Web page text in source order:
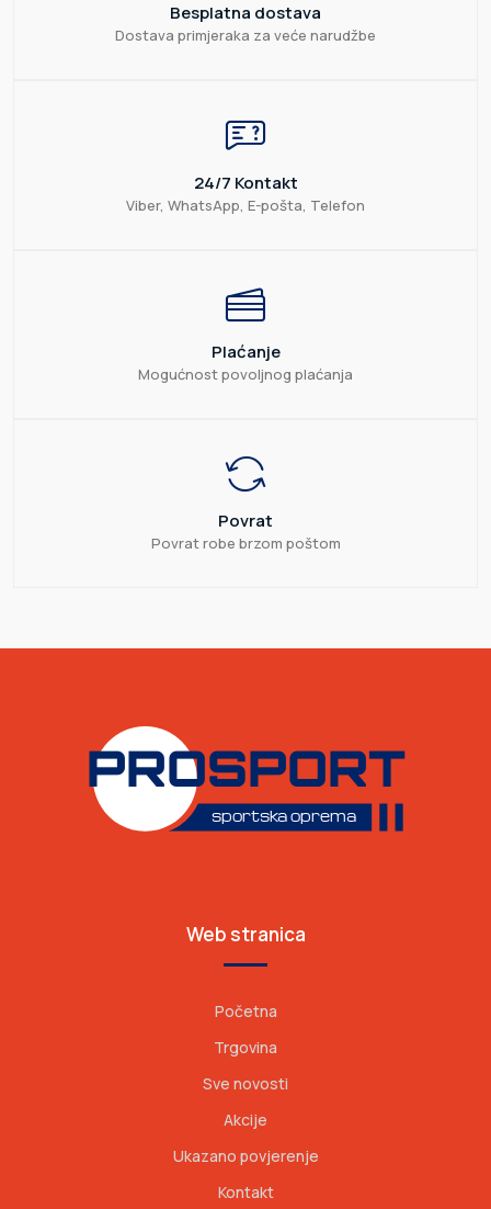
Besplatna dostava
Dostava primjeraka za veće narudžbe
24/7 Kontakt
Viber, WhatsApp, E-pošta, Telefon
Plaćanje
Mogućnost povoljnog plaćanja
Povrat
Povrat robe brzom poštom
Web stranica
Početna
Trgovina
Sve novosti
Akcije
Ukazano povjerenje
Kontakt